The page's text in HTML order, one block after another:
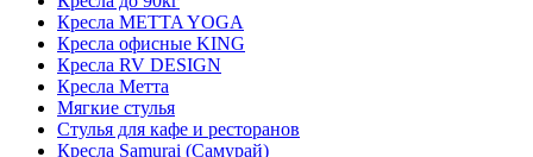
Кресла METTA YOGA
Кресла офисные KING
Кресла RV DESIGN
Кресла Метта
Мягкие стулья
Стулья для кафе и ресторанов
Кресла Samurai (Самурай)